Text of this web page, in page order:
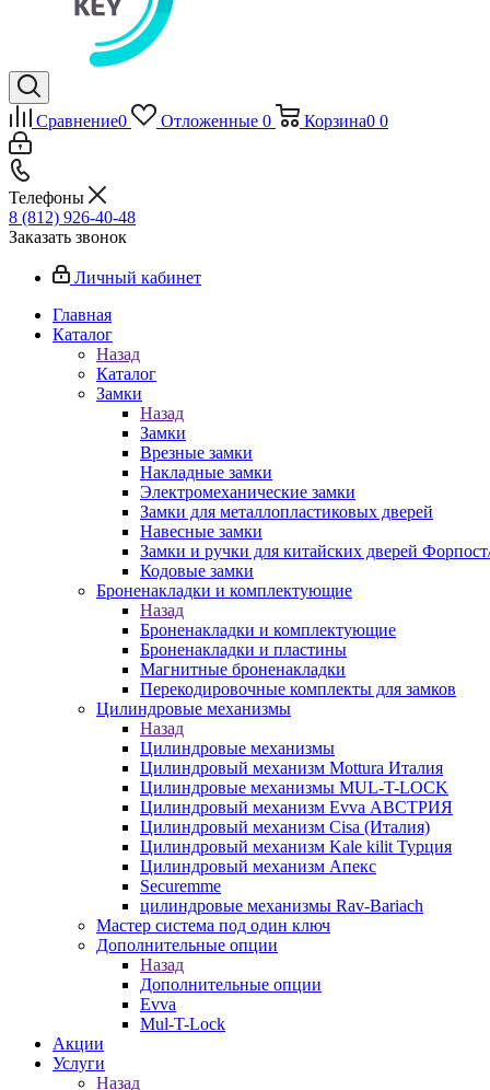
Сравнение0 Отложенные 0 Корзина0 0
Телефоны
8 (812) 926-40-48
Заказать звонок
Личный кабинет
Главная
Каталог
Назад
Каталог
Замки
Назад
Замки
Врезные замки
Накладные замки
Электромеханические замки
Замки для металлопластиковых дверей
Навесные замки
Замки и ручки для китайских дверей
Кодовые замки
Броненакладки и комплектующие
Назад
Броненакладки и комплектующие
Броненакладки и пластины
Магнитные броненакладки
Перекодировочные комплекты для замков
Цилиндровые механизмы
Назад
Цилиндровые механизмы
Цилиндровый механизм Mottura Италия
Цилиндровые механизмы MUL-T-LOCK
Цилиндровый механизм Evva АВСТРИЯ
Цилиндровый механизм Cisa (Италия)
Цилиндровый механизм Kale kilit Турция
Цилиндровый механизм Апекс
Securemme
цилиндровые механизмы Rav-Bariach
Мастер система под один ключ
Дополнительные опции
Назад
Дополнительные опции
Evva
Mul-T-Lock
Акции
Услуги
Назад